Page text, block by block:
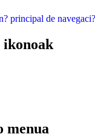
principal de
ikonoak
menua